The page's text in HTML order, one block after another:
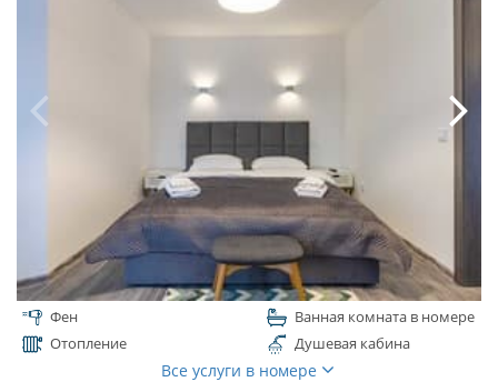
Фен
Ванная комната в номере
Отопление
Душевая кабина
Все услуги в номере